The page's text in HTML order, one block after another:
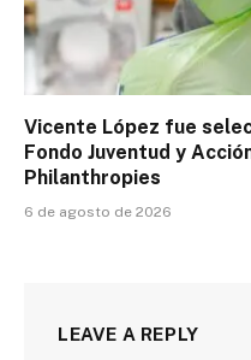
Vicente López fue
Fondo Juventud y
Philanthropies
6 de agosto de 2026
LEAVE A REPLY